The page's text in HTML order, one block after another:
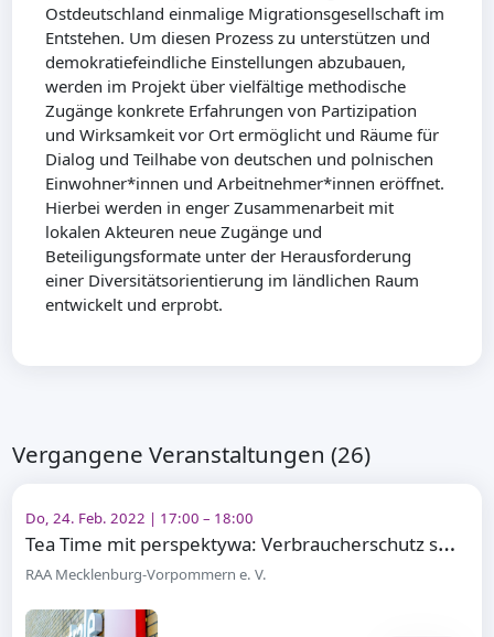
Ostdeutschland einmalige Migrationsgesellschaft im
Entstehen. Um diesen Prozess zu unterstützen und
demokratiefeindliche Einstellungen abzubauen,
werden im Projekt über vielfältige methodische
Zugänge konkrete Erfahrungen von Partizipation
und Wirksamkeit vor Ort ermöglicht und Räume für
Dialog und Teilhabe von deutschen und polnischen
Einwohner*innen und Arbeitnehmer*innen eröffnet.
Hierbei werden in enger Zusammenarbeit mit
lokalen Akteuren neue Zugänge und
Beteiligungsformate unter der Herausforderung
einer Diversitätsorientierung im ländlichen Raum
entwickelt und erprobt.
Vergangene Veranstaltungen (26)
Do, 24. Feb. 2022 | 17:00 – 18:00
T
ea Time mit perspektywa: Verbraucherschutz stärken
RAA Mecklenburg-Vorpommern e. V.